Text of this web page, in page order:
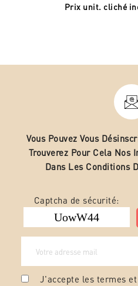
Prix unit. cliché
Vous Pouvez Vous
Trouverez Pour Cela Nos
Dans Les Conditions
Captcha de sécurité:
J'accepte les termes